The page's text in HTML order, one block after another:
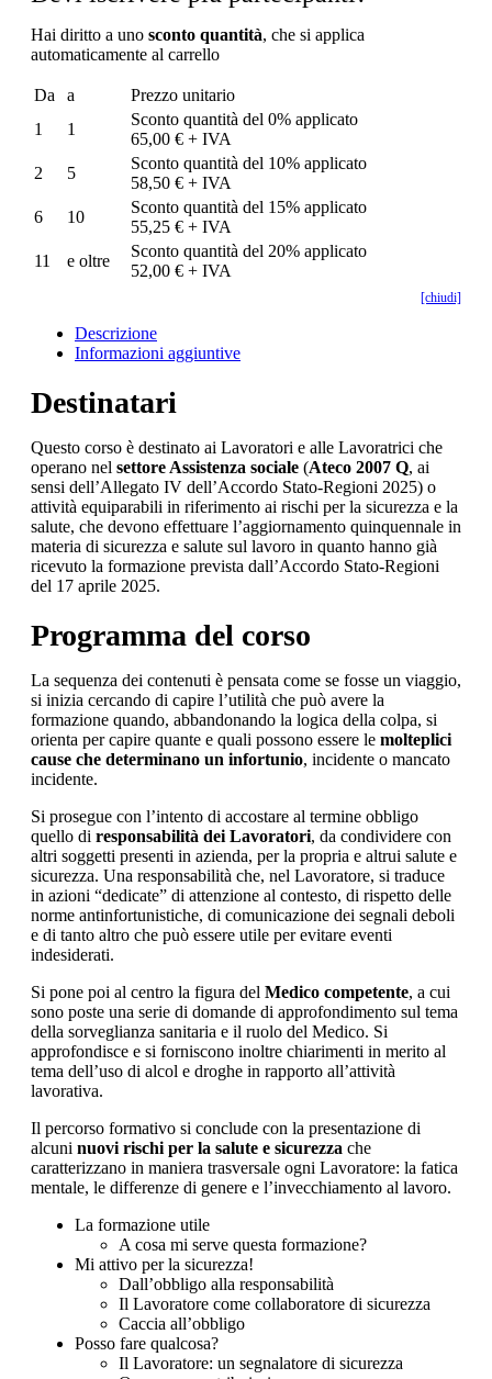
Hai diritto a uno sconto quantità, che si applica
automaticamente al carrello
Da a
Prezzo unitario
1
1
Sconto quantità del 0% applicato
65,00 € + IVA
2
5
Sconto quantità del 10% applicato
58,50 € + IVA
6
10
Sconto quantità del 15% applicato
55,25 € + IVA
11
e oltre
Sconto quantità del 20% applicato
52,00 € + IVA
[chiudi]
Descrizione
Informazioni aggiuntive
Destinatari
Questo corso è destinato ai Lavoratori e alle Lavoratrici che
operano nel settore Assistenza sociale (Ateco 2007 Q, ai
sensi dell’Allegato IV dell’Accordo Stato-Regioni 2025) o
attività equiparabili in riferimento ai rischi per la sicurezza e la
salute, che devono effettuare l’aggiornamento quinquennale in
materia di sicurezza e salute sul lavoro in quanto hanno già
ricevuto la formazione prevista dall’Accordo Stato-Regioni
del 17 aprile 2025.
Programma del corso
La sequenza dei contenuti è pensata come se fosse un viaggio,
si inizia cercando di capire l’utilità che può avere la
formazione quando, abbandonando la logica della colpa, si
orienta per capire quante e quali possono essere le molteplici
cause che determinano un infortunio, incidente o mancato
incidente.
Si prosegue con l’intento di accostare al termine obbligo
quello di responsabilità dei Lavoratori, da condividere con
altri soggetti presenti in azienda, per la propria e altrui salute e
sicurezza. Una responsabilità che, nel Lavoratore, si traduce
in azioni “dedicate” di attenzione al contesto, di rispetto delle
norme antinfortunistiche, di comunicazione dei segnali deboli
e di tanto altro che può essere utile per evitare eventi
indesiderati.
Si pone poi al centro la figura del Medico competente, a cui
sono poste una serie di domande di approfondimento sul tema
della sorveglianza sanitaria e il ruolo del Medico. Si
approfondisce e si forniscono inoltre chiarimenti in merito al
tema dell’uso di alcol e droghe in rapporto all’attività
lavorativa.
Il percorso formativo si conclude con la presentazione di
alcuni nuovi rischi per la salute e sicurezza che
caratterizzano in maniera trasversale ogni Lavoratore: la fatica
mentale, le differenze di genere e l’invecchiamento al lavoro.
La formazione utile
A cosa mi serve questa formazione?
Mi attivo per la sicurezza!
Dall’obbligo alla responsabilità
Il Lavoratore come collaboratore di sicurezza
Caccia all’obbligo
Posso fare qualcosa?
Il Lavoratore: un segnalatore di sicurezza